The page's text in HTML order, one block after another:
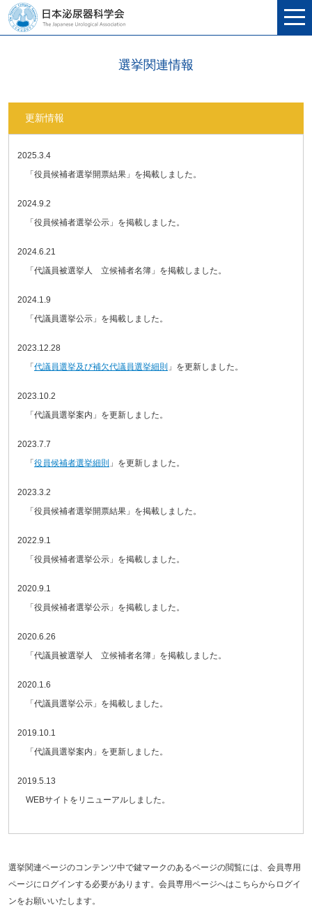
選挙関連情報
更新情報
2025.3.4
「役員候補者選挙開票結果」を掲載しました。
2024.9.2
「 役員候補者選挙公示」を掲載しました。
2024.6.21
「代議員被選挙人 立候補者名簿」を掲載しました。
2024.1.9
「 代議員選挙公示」を掲載しました。
2023.12.28
「 代議員選挙及び補欠代議員選挙細則 」を更新しました。
2023.10.2
「代議員選挙案内」を更新しました。
2023.7.7
「 役員候補者選挙細則 」を更新しました。
2023.3.2
「役員候補者選挙開票結果」を掲載しました。
2022.9.1
「 役員候補者選挙公示」を掲載しました。
2020.9.1
「 役員候補者選挙公示」を掲載しました。
2020.6.26
「 代議員被選挙人 立候補者名簿」を掲載しました。
2020.1.6
「 代議員選挙公示」を掲載しました。
2019.10.1
「代議員選挙案内」を更新しました。
2019.5.13
WEBサイトをリニューアルしました。
選挙関連ページのコンテンツ中で鍵マークのあるページの閲覧には、会員専用
ページにログインする必要があります。会員専用ページへはこちらからログイ
ンをお願いいたします。